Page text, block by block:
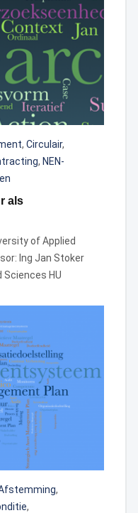
, Circulair,
, NEN-
als
of Applied
Ing Jan Stoker
Sciences HU
,
,